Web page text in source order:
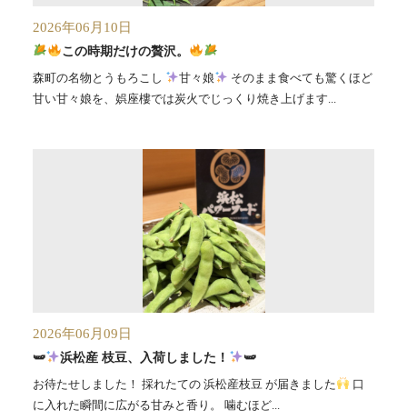
2026年06月10日
この時期だけの贅沢。
森町の名物とうもろこし
甘々娘
そのまま食べても驚くほど
甘い甘々娘を、娯座樓では炭火でじっくり焼き上げます...
2026年06月09日
🫛 浜松産 枝豆、入荷しました！
🫛
お待たせしました！ 採れたての 浜松産枝豆 が届きました
口
に入れた瞬間に広がる甘みと香り。 噛むほど...